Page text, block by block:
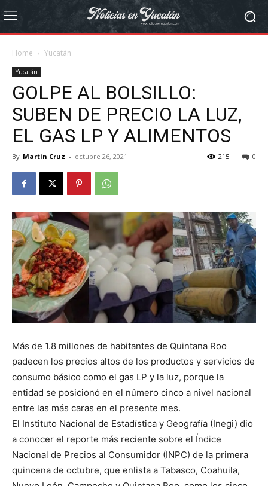
Home Yucatán
Yucatán
GOLPE AL BOLSILLO:
SUBEN DE PRECIO LA LUZ,
EL GAS LP Y ALIMENTOS
By Martin Cruz - octubre 26, 2021 0
215
Más de 1.8 millones de habitantes de Quintana Roo
padecen los precios altos de los productos y servicios de
consumo básico como el gas LP y la luz, porque la
entidad se posicionó en el número cinco a nivel nacional
entre las más caras en el presente mes.
El Instituto Nacional de Estadística y Geografía (Inegi) dio
a conocer el reporte más reciente sobre el Índice
Nacional de Precios al Consumidor (INPC) de la primera
quincena de octubre, que enlista a Tabasco, Coahuila,